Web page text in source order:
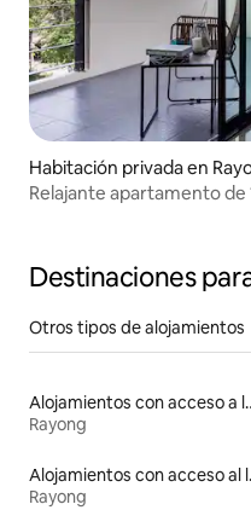
Habitación privada en
Relajante apartamento
Destinaciones
Otros tipos de alojamientos
Rayong
Rayong